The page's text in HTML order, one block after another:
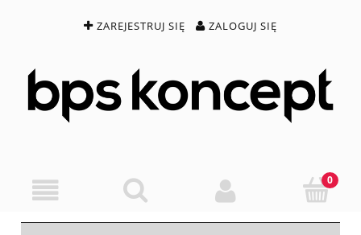
ZAREJESTRUJ SIĘ ZALOGUJ SIĘ